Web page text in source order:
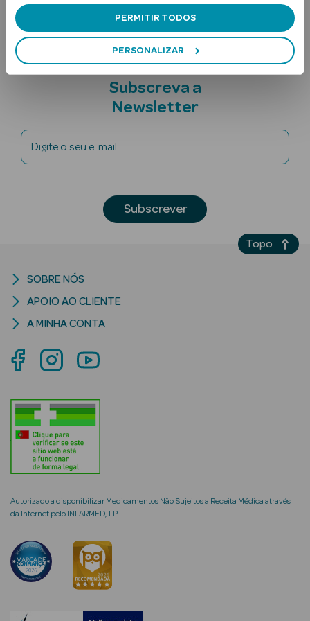
PERMITIR TODOS
PERSONALIZAR
Ver Tudo
Solares
Solares Bebé e
Ver Tudo
Cosmética
Rosto
Hidratantes
Creme de Olhos
envelhecimento
Subscreva a
Newsletter
Digite o seu e-mail
Subscrever
Autorizado a disponibilizar Medicamentos Não Sujeitos a Receita Médica através
da Internet pelo INFARMED, I.P.
SOBRE NÓS
APOIO AO CLIENTE
A MINHA CONTA
Topo